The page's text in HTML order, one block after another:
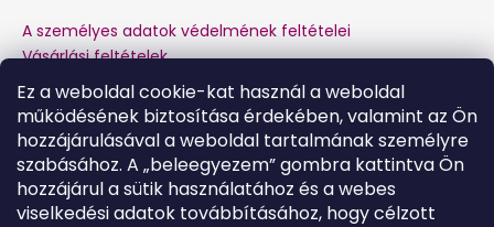
Ez a weboldal cookie-kat használ a weboldal
működésének biztosítása érdekében, valamint az Ön
hozzájárulásával a weboldal tartalmának személyre
szabásához. A „beleegyezem” gombra kattintva Ön
hozzájárul a sütik használatához és a webes
viselkedési adatok továbbításához, hogy célzott
A személyes adatok védelmének feltételei
Vásárlási feltételek
Márkánk története
A gyártótól történő vásárlás előnyei
Kapcsolat
Garancia és jótállás utáni szerviz